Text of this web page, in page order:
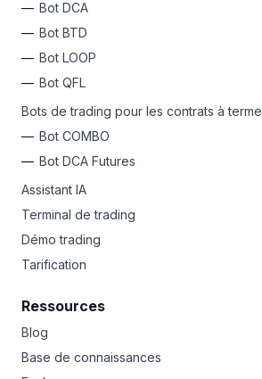
Bot DCA
Bot BTD
Bot LOOP
Bot QFL
Bots de trading pour les contrats à terme
Bot COMBO
Bot DCA Futures
Assistant IA
Terminal de trading
Démo trading
Tarification
Ressources
Blog
Base de connaissances